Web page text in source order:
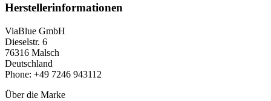
Herstellerinformationen
ViaBlue GmbH
Dieselstr. 6
76316 Malsch
Deutschland
Phone: +49 7246 943112
Über die Marke